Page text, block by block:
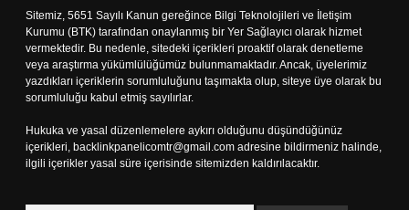
Sitemiz, 5651 Sayılı Kanun gereğince Bilgi Teknolojileri ve İletişim
Kurumu (BTK) tarafından onaylanmış bir Yer Sağlayıcı olarak hizmet
vermektedir. Bu nedenle, sitedeki içerikleri proaktif olarak denetleme
veya araştırma yükümlülüğümüz bulunmamaktadır. Ancak, üyelerimiz
yazdıkları içeriklerin sorumluluğunu taşımakta olup, siteye üye olarak bu
sorumluluğu kabul etmiş sayılırlar.
Hukuka ve yasal düzenlemelere aykırı olduğunu düşündüğünüz
içerikleri, backlinkpanelicomtr@gmail.com adresine bildirmeniz halinde,
ilgili içerikler yasal süre içerisinde sitemizden kaldırılacaktır.